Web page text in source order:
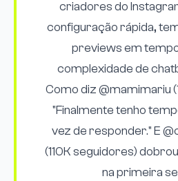
criadores do
configuração rápida,
previews em
complexidade de
Como diz @mamimariu
"Finalmente tenho
vez de responder." E
(110K seguidores)
na primeira